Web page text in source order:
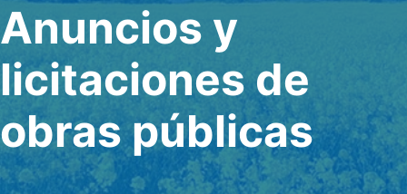
Anuncios y
licitaciones de
obras públicas